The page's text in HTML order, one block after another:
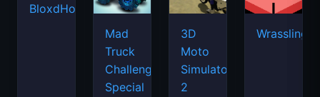
BloxdHop.io
Mad
Truck
Challenge
Special
3D
Moto
Simulator
2
Wrassling